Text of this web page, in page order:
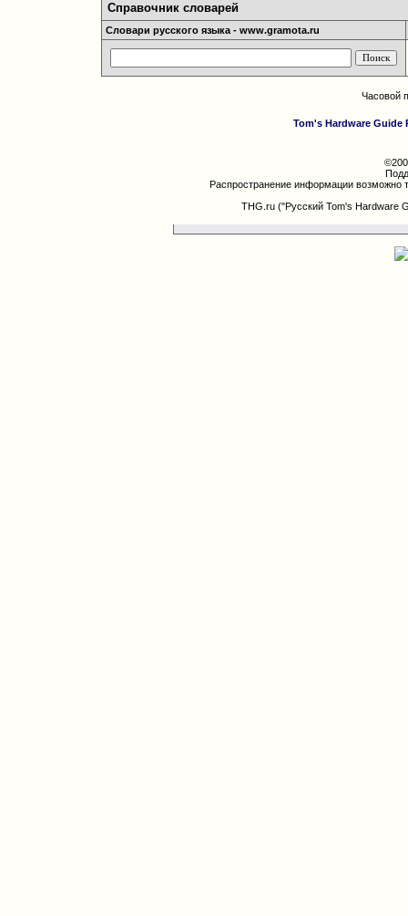
Справочник словарей
Словари русского языка - www.gramota.ru
Часовой
Tom's Hardware Guide
Распространение информации возможно
THG.ru ("Русский Tom's Hardware